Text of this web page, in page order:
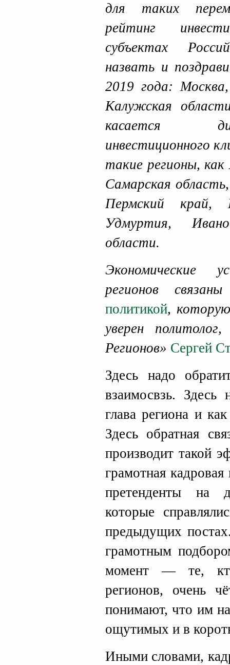
для таких
рейтинг
субъектах
назвать и
2019 года:
Калужская
касается
инвестиционного
такие регионы,
Самарская
Пермский край,
Удмуртия,
области.
Экономические
регионов
политикой,
уверен
Регионов» Сергей
Здесь надо
взаимосвзь.
глава региона и
Здесь обратная
производит такой
грамотная
претенденты на
которые
предыдущих
грамотным
момент — те,
регионов, очень
понимают, что им
ощутимых и в
Иными словами,